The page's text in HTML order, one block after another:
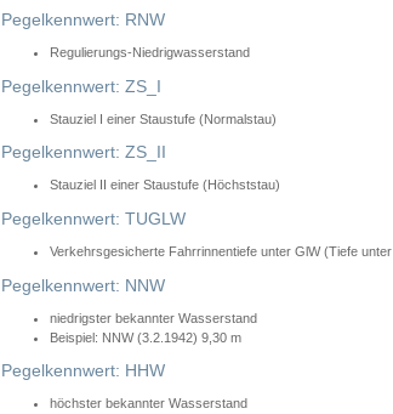
Pegelkennwert: RNW
Regulierungs-Niedrigwasserstand
Pegelkennwert: ZS_I
Stauziel I einer Staustufe (Normalstau)
Pegelkennwert: ZS_II
Stauziel II einer Staustufe (Höchststau)
Pegelkennwert: TUGLW
Verkehrsgesicherte Fahrrinnentiefe unter GlW (Tiefe
Pegelkennwert: NNW
niedrigster bekannter Wasserstand
Beispiel: NNW (3.2.1942) 9,30 m
Pegelkennwert: HHW
höchster bekannter Wasserstand